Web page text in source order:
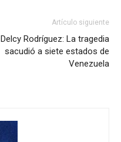
Artículo siguiente
Delcy Rodríguez: La tragedia
sacudió a siete estados de
Venezuela